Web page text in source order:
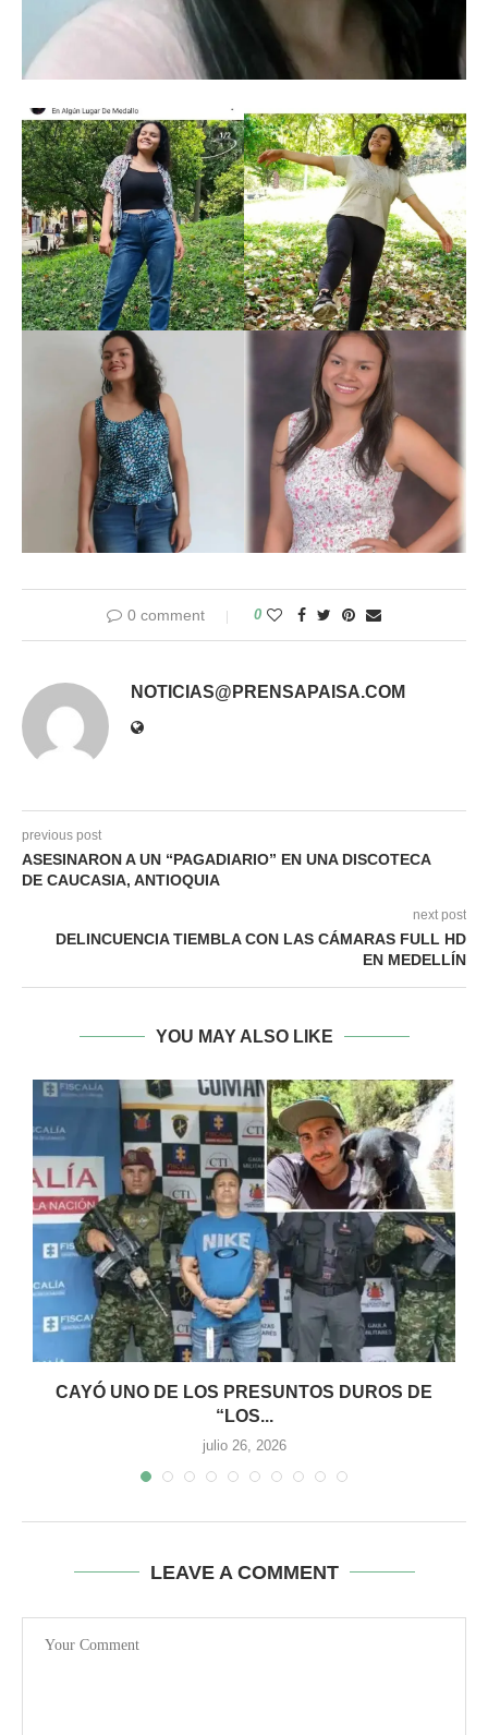
0 comment 0
NOTICIAS@PRENSAPAISA.COM
previous post
ASESINARON A UN “PAGADIARIO” EN UNA DISCOTECA
DE CAUCASIA, ANTIOQUIA
next post
DELINCUENCIA TIEMBLA CON LAS CÁMARAS FULL HD
EN MEDELLÍN
YOU MAY ALSO LIKE
CAYÓ UNO DE LOS PRESUNTOS DUROS DE
“LOS...
julio 26, 2026
LEAVE A COMMENT